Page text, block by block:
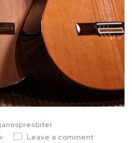
janospresbiter
Leave a comment